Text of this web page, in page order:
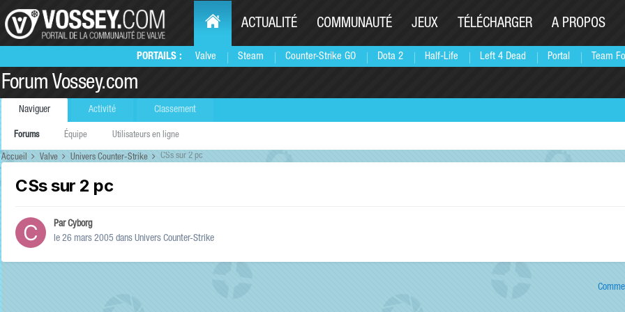
PORTAILS : Valve Steam Counter-Strike GO Dota 2 Half-Life Left 4 Dead Portal Team
ACTUALITÉ COMMUNAUTÉ JEUX TÉLÉCHARGER A PROPOS
Forum Vossey.com
Naviguer
Forums Équipe Utilisateurs en ligne
Activité Classement
Accueil Valve Univers Counter-Strike CSs sur 2 pc
CSs sur 2 pc
ParCyborg
le 26 mars 2005 dans Univers Counter-Strike